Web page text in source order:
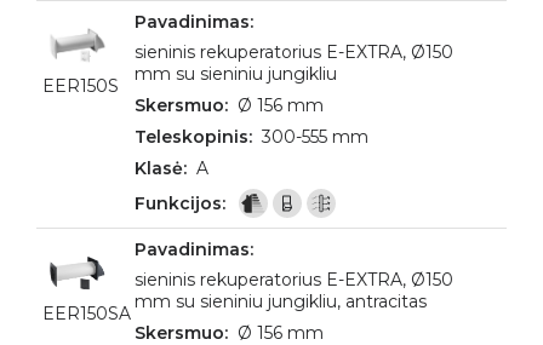
EER150S
sieninis rekuperatorius E-EXTRA, Ø150
mm su sieniniu jungikliu
Ø 156 mm
300-555 mm
A
EER150SA
sieninis rekuperatorius E-EXTRA, Ø150
mm su sieniniu jungikliu, antracitas
Ø 156 mm